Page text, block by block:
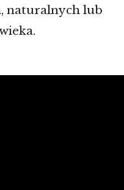
naturalnych lub